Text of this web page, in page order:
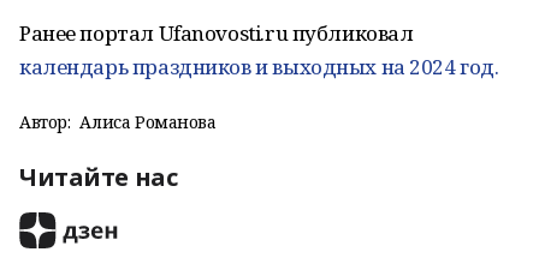
Ранее портал Ufanovosti.ru публиковал
календарь праздников и выходных на 2024 год.
Автор: Алиса Романова
Читайте нас